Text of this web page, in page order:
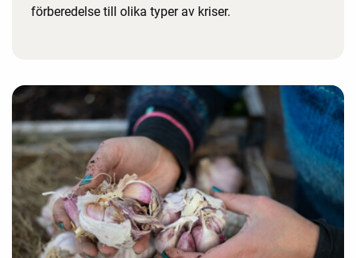
förberedelse till olika typer av kriser.